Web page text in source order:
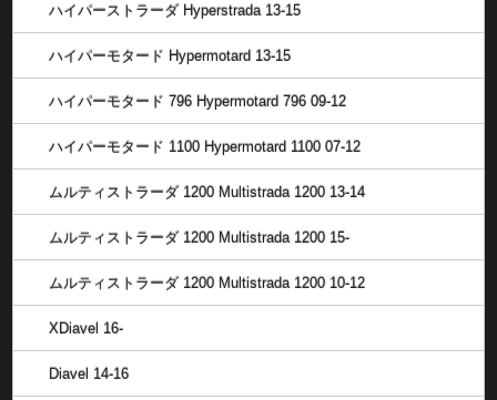
ハイパーストラーダ Hyperstrada 13-15
ハイパーモタード Hypermotard 13-15
ハイパーモタード 796 Hypermotard 796 09-12
ハイパーモタード 1100 Hypermotard 1100 07-12
ムルティストラーダ 1200 Multistrada 1200 13-14
ムルティストラーダ 1200 Multistrada 1200 15-
ムルティストラーダ 1200 Multistrada 1200 10-12
XDiavel 16-
Diavel 14-16